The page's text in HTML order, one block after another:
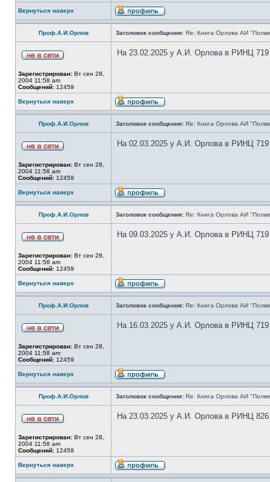
Вернуться наверх
Проф.А.И.Орлов Заголовок сообщения: Re: Книга Орлова АИ
Зарегистрирован: Вт сен 28,
2004 11:58 am
Сообщений: 12459
На 23.02.2025 у А.И. Орлова в РИНЦ 719
Вернуться наверх
Проф.А.И.Орлов Заголовок сообщения: Re: Книга Орлова АИ
Зарегистрирован: Вт сен 28,
2004 11:58 am
Сообщений: 12459
На 02.03.2025 у А.И. Орлова в РИНЦ 719
Вернуться наверх
Проф.А.И.Орлов Заголовок сообщения: Re: Книга Орлова АИ
Зарегистрирован: Вт сен 28,
2004 11:58 am
Сообщений: 12459
На 09.03.2025 у А.И. Орлова в РИНЦ 719
Вернуться наверх
Проф.А.И.Орлов Заголовок сообщения: Re: Книга Орлова АИ
Зарегистрирован: Вт сен 28,
2004 11:58 am
Сообщений: 12459
На 16.03.2025 у А.И. Орлова в РИНЦ 719
Вернуться наверх
Проф.А.И.Орлов Заголовок сообщения: Re: Книга Орлова АИ
Зарегистрирован: Вт сен 28,
2004 11:58 am
Сообщений: 12459
На 23.03.2025 у А.И. Орлова в РИНЦ 826
Вернуться наверх